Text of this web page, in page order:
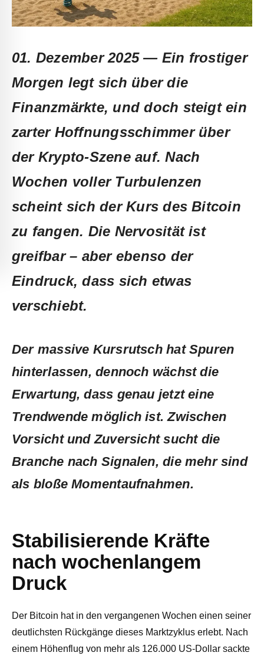
01. Dezember 2025 —Ein frostiger
Morgen legt sich über die
Finanzmärkte, und doch steigt ein
zarter Hoffnungsschimmer über
der Krypto-Szene auf. Nach
Wochen voller Turbulenzen
scheint sich der Kurs des Bitcoin
zu fangen. Die Nervosität ist
greifbar – aber ebenso der
Eindruck, dass sich etwas
verschiebt.
Der massive Kursrutsch hat Spuren
hinterlassen, dennoch wächst die
Erwartung, dass genau jetzt eine
Trendwende möglich ist. Zwischen
Vorsicht und Zuversicht sucht die
Branche nach Signalen, die mehr sind
als bloße Momentaufnahmen.
Stabilisierende Kräfte
nach wochenlangem
Druck
Der Bitcoin hat in den vergangenen Wochen einen seiner
deutlichsten Rückgänge dieses Marktzyklus erlebt. Nach
einem Höhenflug von mehr als 126.000 US-Dollar sackte